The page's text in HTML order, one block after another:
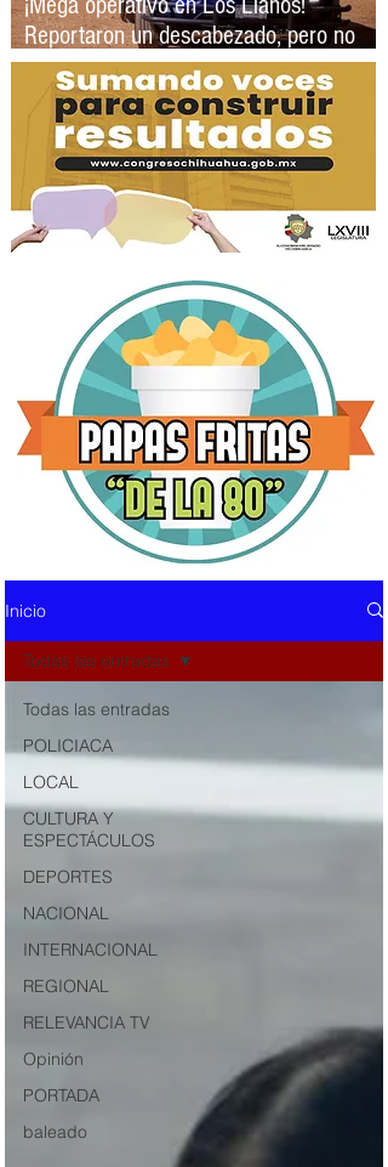
Reportaron un descabezado, pero no
hallaron nada
Inicio
Todas las entradas
POLICIACA
LOCAL
CULTURA Y
ESPECTÁCULOS
DEPORTES
NACIONAL
INTERNACIONAL
REGIONAL
RELEVANCIA TV
Opinión
PORTADA
baleado
Todas las entradas